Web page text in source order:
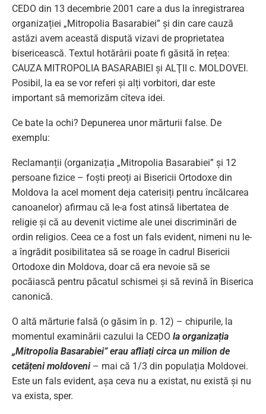
CEDO din 13 decembrie 2001 care a dus la înregistrarea
organizației „Mitropolia Basarabiei” și din care cauză
astăzi avem această dispută vizavi de proprietatea
bisericească. Textul hotărârii poate fi găsită în rețea:
CAUZA MITROPOLIA BASARABIEI şi ALŢII c. MOLDOVEI.
Posibil, la ea se vor referi și alți vorbitori, dar este
important să memorizăm cîteva idei.
Ce bate la ochi? Depunerea unor mărturii false. De
exemplu:
Reclamanții (organizația „Mitropolia Basarabiei” și 12
persoane fizice – foști preoți ai Bisericii Ortodoxe din
Moldova la acel moment deja caterisiți pentru încălcarea
canoanelor) afirmau că le-a fost atinsă libertatea de
religie și că au devenit victime ale unei discriminări de
ordin religios. Ceea ce a fost un fals evident, nimeni nu le-
a îngrădit posibilitatea să se roage în cadrul Bisericii
Ortodoxe din Moldova, doar că era nevoie să se
pocăiască pentru păcatul schismei și să revină în Biserica
canonică.
O altă mărturie falsă (o găsim în p. 12) – chipurile, la
momentul examinării cazului la CEDO la organizația
„Mitropolia Basarabiei” erau afliați circa un milion de
cetățeni moldoveni– mai că 1/3 din populația Moldovei.
Este un fals evident, așa ceva nu a existat, nu există și nu
va exista, sper.